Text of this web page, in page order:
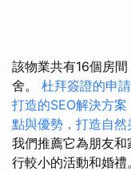
該物業共有16個房
舍。 杜拜簽證的申
打造的SEO解決方案
點與優勢，打造自然
我們推薦它為朋友
行較小的活動和婚禮